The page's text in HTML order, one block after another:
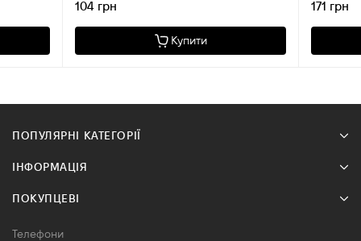
104 грн
Купити
171 грн
ПОПУЛЯРНІ КАТЕГОРІЇ
ІНФОРМАЦІЯ
ПОКУПЦЕВІ
Телефони